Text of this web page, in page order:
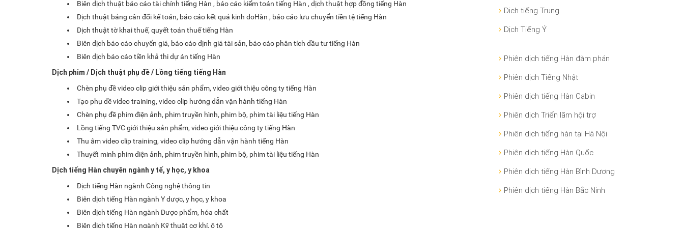
Biên dịch thuật báo cáo tài chính tiếng Hàn , báo cáo kiểm toán tiếng Hàn , dịch thuật hợp đồng tiếng Hàn
Dịch thuật bảng cân đối kế toán, báo cáo kết quả kinh doHàn , báo cáo lưu chuyển tiền tệ tiếng Hàn
Dịch thuật tờ khai thuế, quyết toán thuế tiếng Hàn
Biên dịch báo cáo chuyển giá, báo cáo định giá tài sản, báo cáo phân tích đầu tư tiếng Hàn
Biên dịch báo cáo tiền khả thi dự án tiếng Hàn
Dịch phim / Dịch thuật phụ đề / Lồng tiếng tiếng Hàn
Chèn phụ đề video clip giới thiệu sản phẩm, video giới thiệu công ty tiếng Hàn
Tạo phụ đề video training, video clip hướng dẫn vận hành tiếng Hàn
Chèn phụ đề phim điện ảnh, phim truyền hình, phim bộ, phim tài liệu tiếng Hàn
Lồng tiếng TVC giới thiệu sản phẩm, video giới thiệu công ty tiếng Hàn
Thu âm video clip training, video clip hướng dẫn vận hành tiếng Hàn
Thuyết minh phim điện ảnh, phim truyền hình, phim bộ, phim tài liệu tiếng Hàn
Dịch tiếng Hàn chuyên ngành y tế, y học, y khoa
Dịch tiếng Hàn ngành Công nghệ thông tin
Biên dịch tiếng Hàn ngành Y dược, y học, y khoa
Biên dịch tiếng Hàn ngành Dược phẩm, hóa chất
Biên dịch tiếng Hàn ngành Kỹ thuật cơ khí, ô tô
Dịch tiếng Trung
Dịch Tiếng Ý
Phiên dịch tiếng Hàn đàm phán
Phiên dịch Tiếng Nhật
Phiên dịch tiếng Hàn Cabin
Phiên dịch Triển lãm hội trợ
Phiên dịch tiếng hàn tại Hà Nội
Phiên dịch tiếng Hàn Quốc
Phiên dịch tiếng Hàn Bình Dương
Phiên dịch tiếng Hàn Bắc Ninh